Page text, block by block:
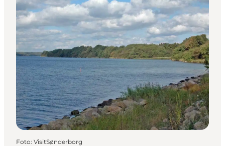
Foto: VisitSønderborg